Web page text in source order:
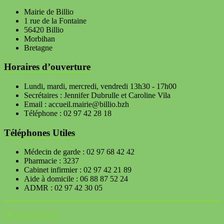
Mairie de Billio
1 rue de la Fontaine
56420 Billio
Morbihan
Bretagne
Horaires d’ouverture
Lundi, mardi, mercredi, vendredi 13h30 - 17h00
Secrétaires : Jennifer Dubrulle et Caroline Vila
Email : accueil.mairie@billio.bzh
Téléphone : 02 97 42 28 18
Téléphones Utiles
Médecin de garde : 02 97 68 42 42
Pharmacie : 3237
Cabinet infirmier : 02 97 42 21 89
Aide à domicile : 06 88 87 52 24
ADMR : 02 97 42 30 05
Mentions Légales